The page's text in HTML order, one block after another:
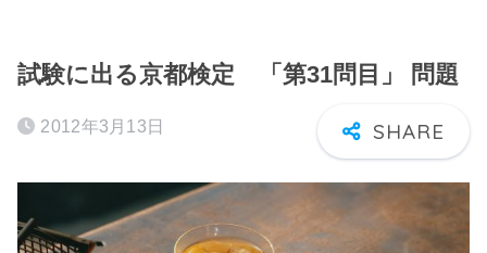
試験に出る京都検定 「第31問目」 問題
2012年3月13日